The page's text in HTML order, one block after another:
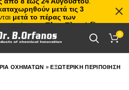
0
ΟΧΗΜΑΤΩΝ »ΕΞΩΤΕΡΙΚΗ ΠΕΡΙΠΟΙΗΣΗ
μετά τις 3
μετά το πέρας των
Πλιτς Πλατς!🏖️🌊